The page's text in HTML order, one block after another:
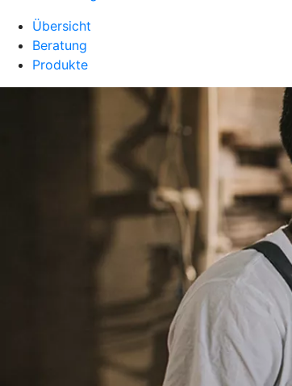
Übersicht
Beratung
Produkte